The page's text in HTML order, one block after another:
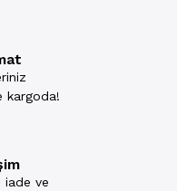
kargoda!
iade ve